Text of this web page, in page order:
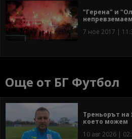
"Герена" и
7 ное 2017 |
Още от БГ Футбол
Треньорът на
което можем
10 авг 2026 |